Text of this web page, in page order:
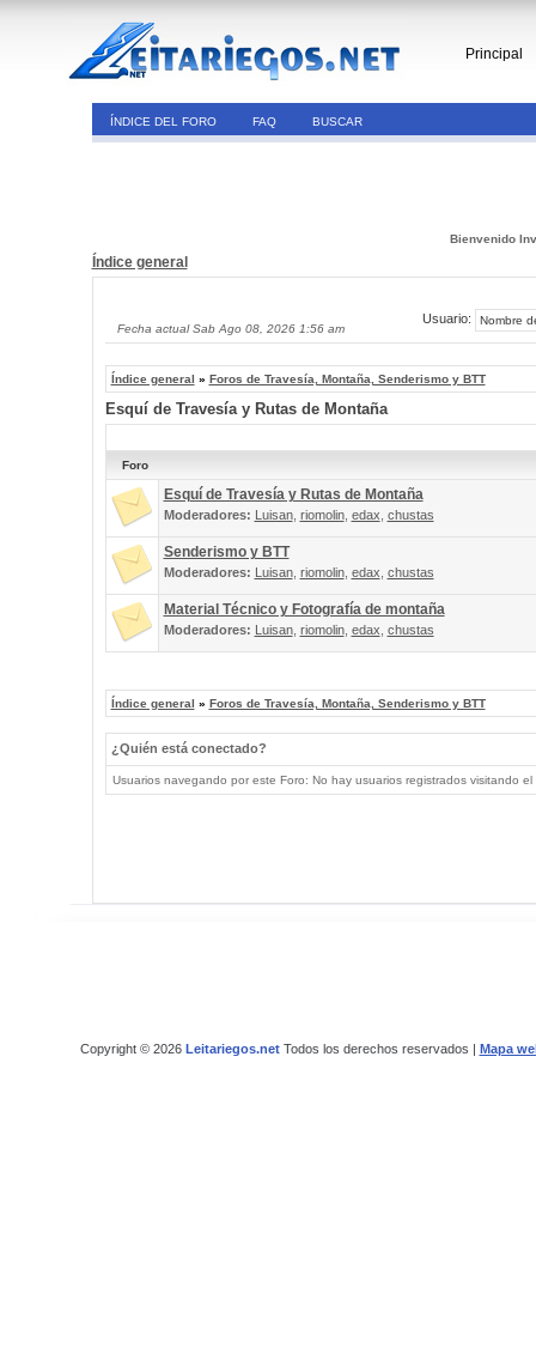
Principal
ÍNDICE DEL FORO FAQ BUSCAR
Bienvenido
Índice general
Fecha actual Sab Ago 08, 2026 1:56 am
Usuario:
Índice general » Foros de Travesía, Montaña, Senderismo y BTT
Esquí de Travesía y Rutas de Montaña
Foro
Esquí de Travesía y Rutas de Montaña
Moderadores: Luisan, riomolin, edax chustas
Senderismo y BTT
Moderadores: Luisan, riomolin, edax chustas
Material Técnico y Fotografía de montaña
Moderadores: Luisan, riomolin, edax chustas
Índice general » Foros de Travesía, Montaña, Senderismo y BTT
¿Quién está conectado?
Usuarios navegando por este Foro: No hay usuarios registrados visitando
Copyright © 2026 Leitariegos.netTodos los derechos reservados | Mapa